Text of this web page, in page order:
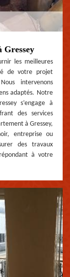
Gressey
les meilleures
de votre projet
intervenons
adaptés. Notre
s’engage à
des services
à Gressey,
entreprise ou
des travaux
à votre